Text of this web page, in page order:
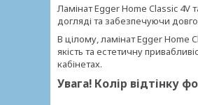
Ламінат Egger Home Classic 4V
догляді та забезпечуючи
В цілому, ламінат Egger Home
якість та естетичну
кабінетах.
Увага! Колір відтінку